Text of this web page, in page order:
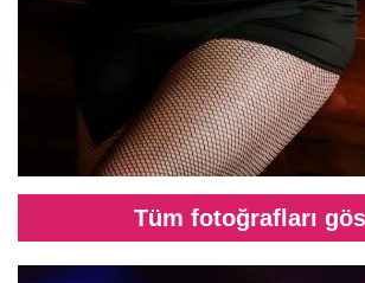
Tüm fotoğrafları